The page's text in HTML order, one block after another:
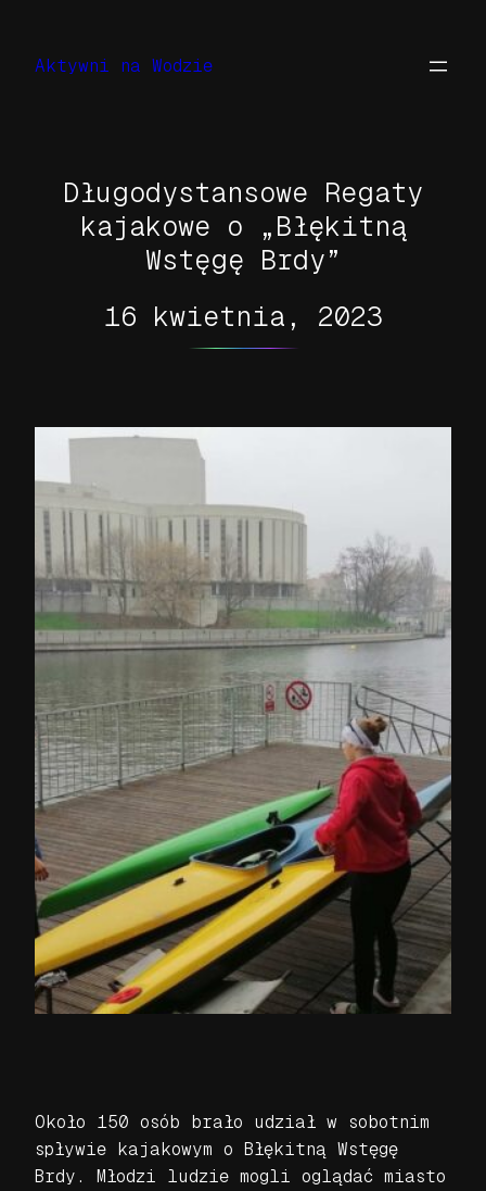
treści
Aktywni na Wodzie
Długodystansowe Regaty
kajakowe o „Błękitną
Wstęgę Brdy”
16 kwietnia, 2023
Około 150 osób brało udział w sobotnim
spływie kajakowym o Błękitną Wstęgę
Brdy. Młodzi ludzie mogli oglądać miasto